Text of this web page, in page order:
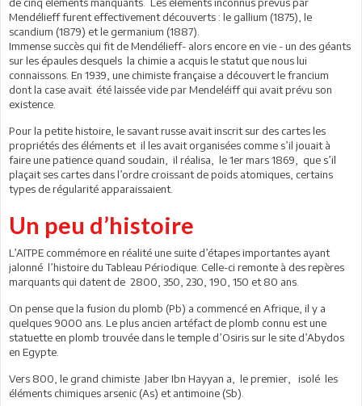
Mendélieff furent effectivement découverts : le gallium (1875), le
scandium (1879) et le germanium (1887).
Immense succès qui fit de Mendélieff- alors encore en vie - un des géants
sur les épaules desquels la chimie a acquis le statut que nous lui
connaissons. En 1939, une chimiste française a découvert le francium
dont la case avait été laissée vide par Mendeléiff qui avait prévu son
existence.
Pour la petite histoire, le savant russe avait inscrit sur des cartes les
propriétés des éléments et il les avait organisées comme s’il jouait à
faire une patience quand soudain, il réalisa, le 1er mars 1869, que s’il
plaçait ses cartes dans l’ordre croissant de poids atomiques, certains
types de régularité apparaissaient.
Un peu d’histoire
L’AITPE commémore en réalité une suite d’étapes importantes ayant
jalonné l’histoire du Tableau Périodique. Celle-ci remonte à des repères
marquants qui datent de 2800, 350, 230, 190, 150 et 80 ans.
On pense que la fusion du plomb (Pb) a commencé en Afrique, il y a
quelques 9000 ans. Le plus ancien artéfact de plomb connu est une
statuette en plomb trouvée dans le temple d’Osiris sur le site d’Abydos
en Egypte.
Vers 800, le grand chimiste Jaber Ibn Hayyan a, le premier, isolé les
éléments chimiques arsenic (As) et antimoine (Sb).